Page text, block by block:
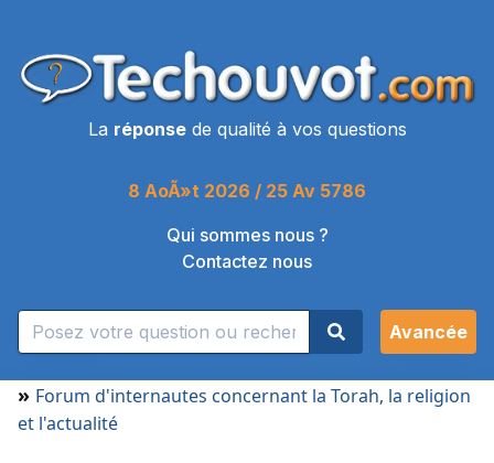
La réponsede qualité à vos questions
8 AoÃ»t 2026 / 25 Av 5786
Qui sommes nous ?
Contactez nous
Avancée
» Forum d'internautes concernant la Torah, la religion
et l'actualité